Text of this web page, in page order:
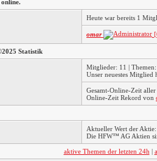
Heute war bereits 1
omar
Statistik
Mitglieder: 11 |
Unser neuestes Mitglied
Gesamt-Online-Zeit
Online-Zeit Rekord von
Aktueller Wert der
Die HFW™ AG Aktien
aktive Themen der letzten 24h |